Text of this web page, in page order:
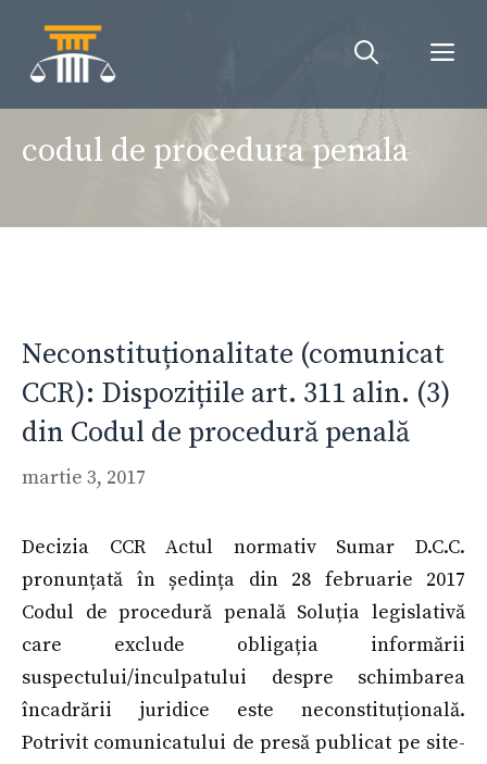
conținut
codul de procedura penala
Neconstituționalitate (comunicat
CCR): Dispozițiile art. 311 alin. (3)
din Codul de procedură penală
martie 3, 2017
Decizia CCR Actul normativ Sumar D.C.C.
pronunțată în ședința din 28 februarie 2017
Codul de procedură penală Soluția legislativă
care exclude obligația informării
suspectului/inculpatului despre schimbarea
încadrării juridice este neconstituțională.
Potrivit comunicatului de presă publicat pe site-